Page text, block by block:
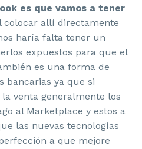
es que vamos a tener
colocar allí directamente
haría falta tener un
expuestos para que el
es una forma de
bancarias ya que si
venta generalmente los
al Marketplace y estos a
las nuevas tecnologías
a que mejore